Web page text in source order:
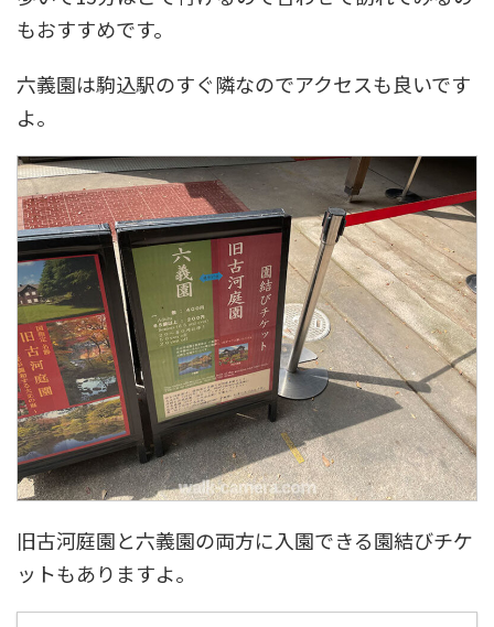
もおすすめです。
六義園は駒込駅のすぐ隣なのでアクセスも良いです
よ。
旧古河庭園と六義園の両方に入園できる園結びチケ
ットもありますよ。